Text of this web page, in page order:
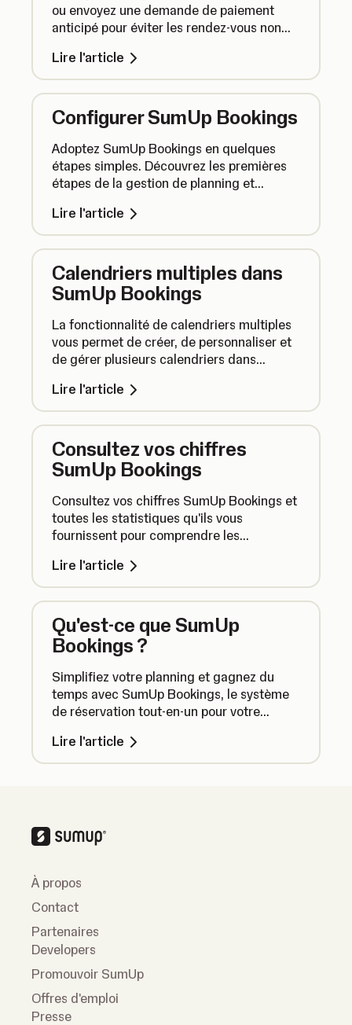
ou envoyez une demande de paiement
anticipé pour éviter les rendez-vous non
Lire l'article
Configurer SumUp Bookings
Adoptez SumUp Bookings en quelques
étapes simples. Découvrez les premières
étapes de la gestion de planning et
clients.
Lire l'article
Calendriers multiples dans
SumUp Bookings
La fonctionnalité de calendriers multiples
vous permet de créer, de personnaliser et
de gérer plusieurs calendriers dans
calendrier à un employé spécifique.
Lire l'article
Consultez vos chiffres
SumUp Bookings
Consultez vos chiffres SumUp Bookings et
toutes les statistiques qu'ils vous
fournissent pour comprendre les
identifier vos opportunités de croissance.
Lire l'article
Qu'est-ce que SumUp
Bookings ?
Simplifiez votre planning et gagnez du
temps avec SumUp Bookings, le système
de réservation tout-en-un pour votre
Lire l'article
À propos
Contact
Partenaires
Developers
Promouvoir SumUp
Offres d'emploi
Presse